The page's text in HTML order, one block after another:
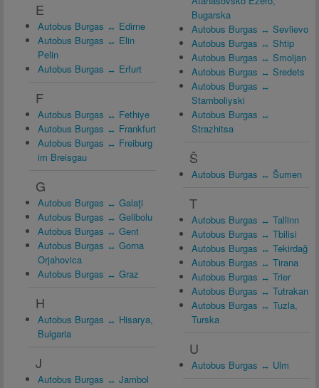
E
Autobus Burgas ↔ Edirne
Autobus Burgas ↔ Elin
Pelin
Autobus Burgas ↔ Erfurt
F
Autobus Burgas ↔ Fethiye
Autobus Burgas ↔ Frankfurt
Autobus Burgas ↔ Freiburg
im Breisgau
G
Autobus Burgas ↔ Galaţi
Autobus Burgas ↔ Gelibolu
Autobus Burgas ↔ Gent
Autobus Burgas ↔ Gorna
Orjahovica
Autobus Burgas ↔ Graz
H
Autobus Burgas ↔ Hisarya,
Bulgaria
J
Autobus Burgas ↔ Jambol
Bugarska
Autobus Burgas ↔ Sevlievo
Autobus Burgas ↔ Shtip
Autobus Burgas ↔ Smoljan
Autobus Burgas ↔ Sredets
Autobus Burgas ↔
Stamboliyski
Autobus Burgas ↔
Strazhitsa
Š
Autobus Burgas ↔ Šumen
T
Autobus Burgas ↔ Tallinn
Autobus Burgas ↔ Tbilisi
Autobus Burgas ↔ Tekirdağ
Autobus Burgas ↔ Tirana
Autobus Burgas ↔ Trier
Autobus Burgas ↔ Tutrakan
Autobus Burgas ↔ Tuzla,
Turska
U
Autobus Burgas ↔ Ulm